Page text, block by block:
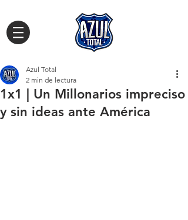
1x1 | Un Millonarios impreciso
y sin ideas ante América
Azul Total
2 min de lectura